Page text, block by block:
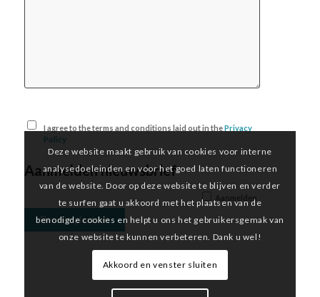
I agree to the terms and conditions laid out in thePrivacy
Policy
Aanmelden nieuwsbrief
Deze website maakt gebruik van cookies voor interne
analysedoeleinden en voor het goed laten functioneren
van de website. Door op deze website te blijven en verder
te surfen gaat u akkoord met het plaatsen van de
benodigde cookies en helpt u ons het gebruikersgemak van
onze website te kunnen verbeteren. Dank u wel!
Akkoord en venster sluiten